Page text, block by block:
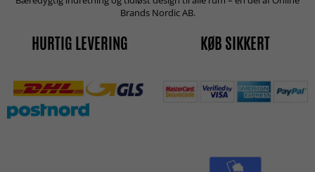
Brands Nordic AB.
HURTIG LEVERING KØB SIKKERT